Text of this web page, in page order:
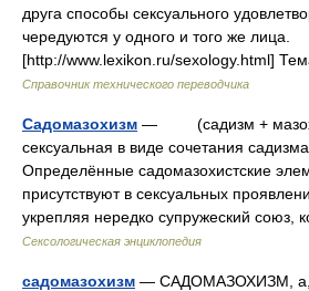
друга способы сексуального
чередуются у одного и того же лица.
[http://www.lexikon.ru/sexology.html]
Справочник технического переводчика
Садомазохизм — (садизм +
сексуальная в виде сочетания
Определённые садомазохистские
присутствуют в сексуальных
укрепляя нередко супружеский союз,
Сексологическая энциклопедия
садомазохизм — САДОМАЗОХИЗМ, а,